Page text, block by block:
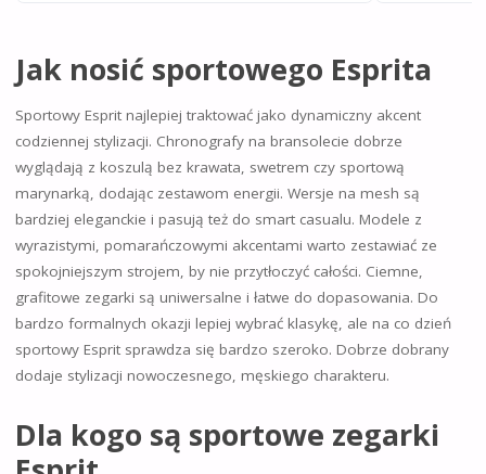
Jak nosić sportowego Esprita
Sportowy Esprit najlepiej traktować jako dynamiczny akcent
codziennej stylizacji. Chronografy na bransolecie dobrze
wyglądają z koszulą bez krawata, swetrem czy sportową
marynarką, dodając zestawom energii. Wersje na mesh są
bardziej eleganckie i pasują też do smart casualu. Modele z
wyrazistymi, pomarańczowymi akcentami warto zestawiać ze
spokojniejszym strojem, by nie przytłoczyć całości. Ciemne,
grafitowe zegarki są uniwersalne i łatwe do dopasowania. Do
bardzo formalnych okazji lepiej wybrać klasykę, ale na co dzień
sportowy Esprit sprawdza się bardzo szeroko. Dobrze dobrany
dodaje stylizacji nowoczesnego, męskiego charakteru.
Dla kogo są sportowe zegarki